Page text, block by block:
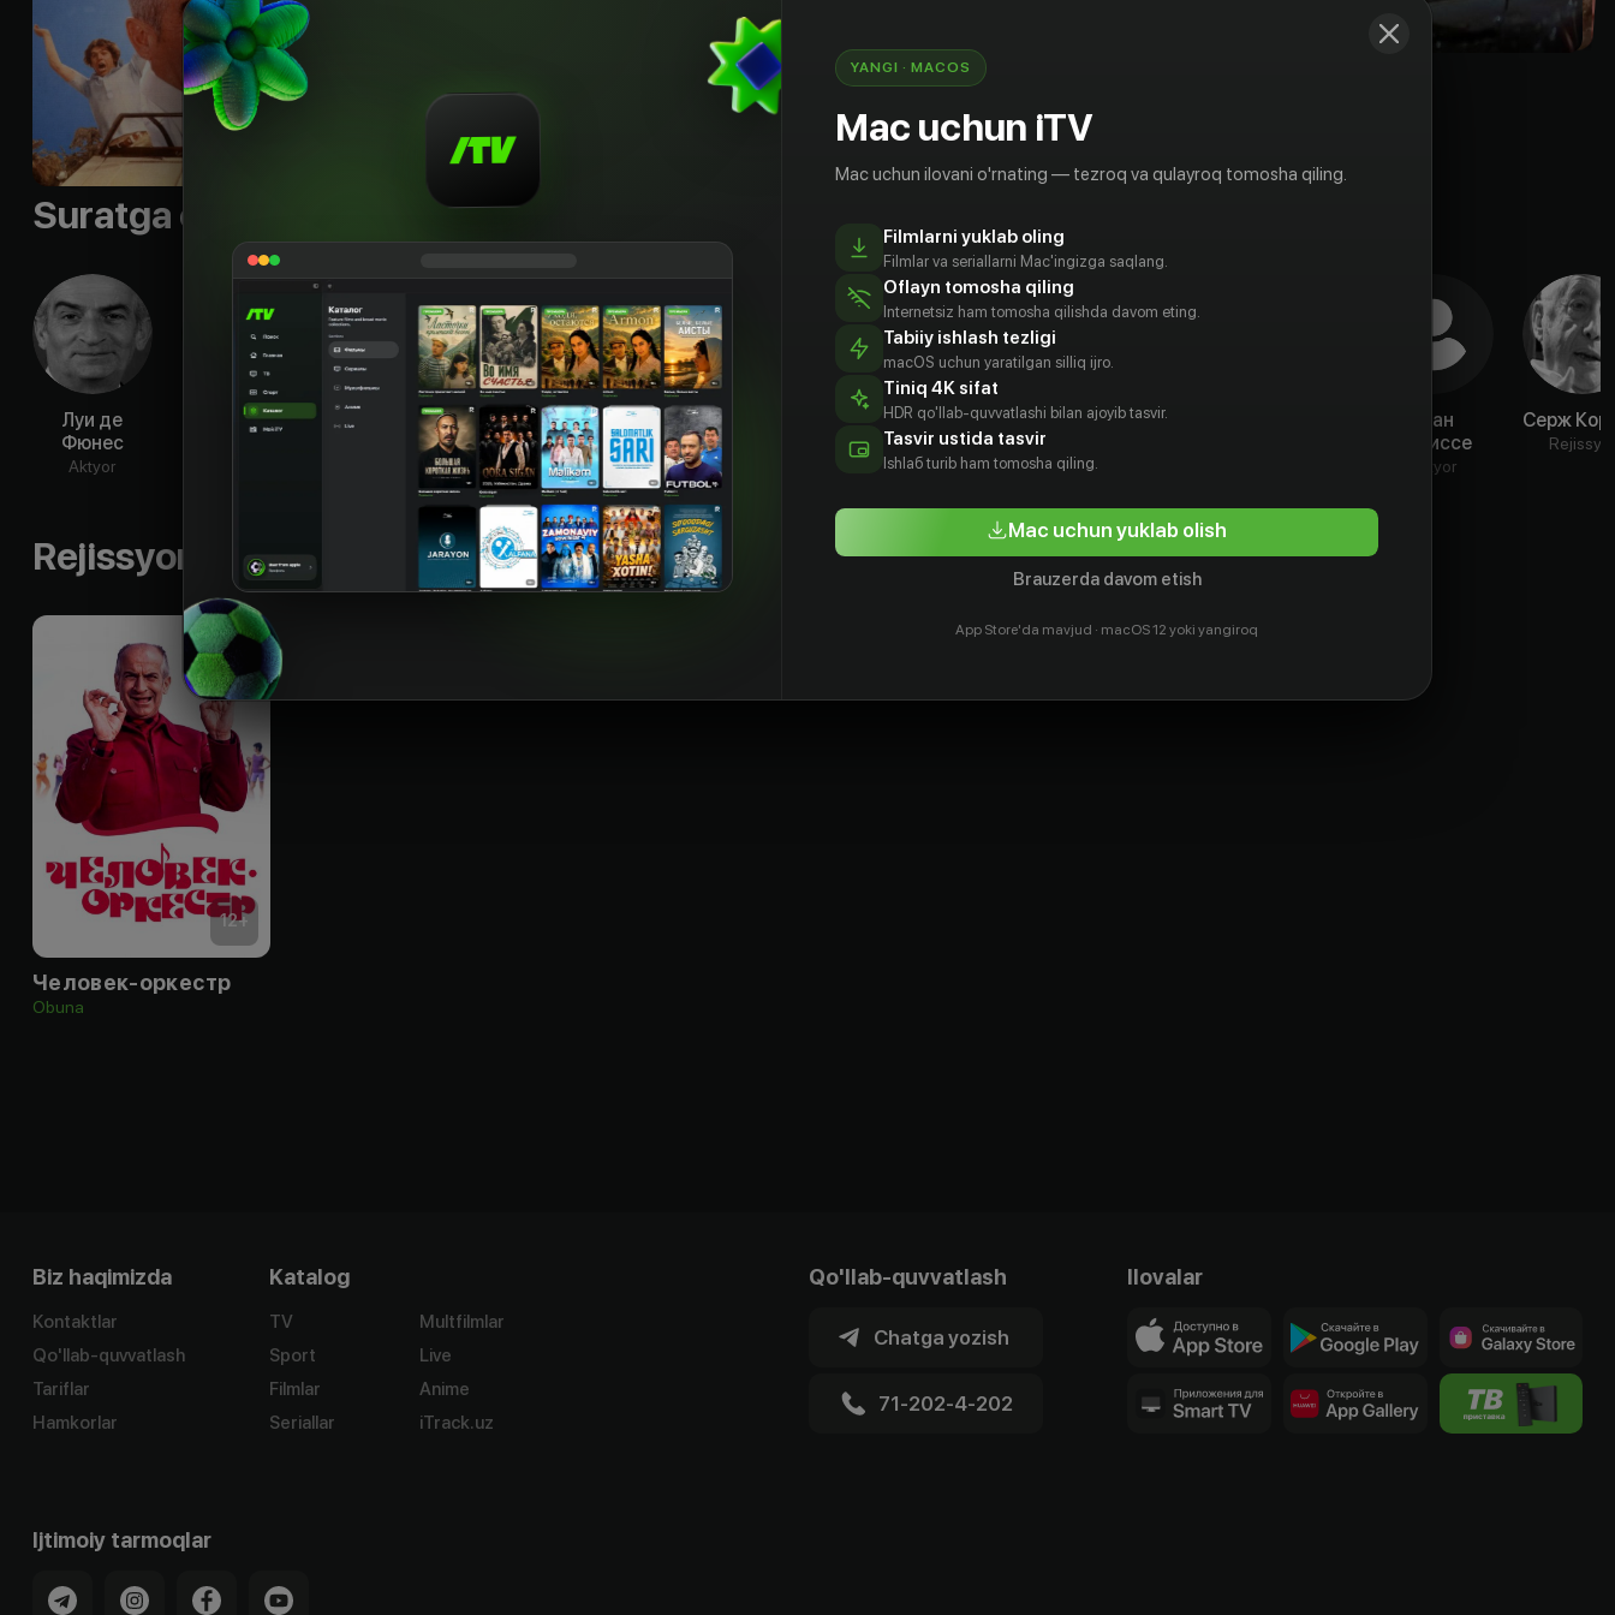
Suratga olish guruhi
Луи де
Фюнес
Aktyor
Оливье Де
Ганс Мейер
Джеральдин
Чаплин
Aktyor
Дэниэл
Беллю
Aktyor
Вольпи
Поль Пребуа
Aktyor
Алис Саприч
Жан
Паниссе
Aktyor
Серж
Rejissyor
Rejissyorning boshqa ishlari
12+
Человек-оркестр
Obuna
Biz haqimizda
Kontaktlar
Qo'llab-quvvatlash
Tariflar
Hamkorlar
Katalog
TV
Sport
Filmlar
Seriallar
Multfilmlar
Live
Anime
iTrack.uz
Qo'llab-quvvatlash
Chatga yozish
71-202-4-202
Ilovalar
Ijtimoiy tarmoqlar
YANGI · MACOS
Mac uchun iTV
Mac uchun ilovani o'rnating — tezroq va qulayroq tomosha qiling.
Filmlarni yuklab oling
Filmlar va seriallarni Mac'ingizga saqlang.
Oflayn tomosha qiling
Internetsiz ham tomosha qilishda davom eting.
Tabiiy ishlash tezligi
macOS uchun yaratilgan silliq ijro.
Tiniq 4K sifat
HDR qo'llab-quvvatlashi bilan ajoyib tasvir.
Tasvir ustida tasvir
Ishlаб turib ham tomosha qiling.
Mac uchun yuklab olish
Brauzerda davom etish
App Store'da mavjud · macOS 12 yoki yangiroq